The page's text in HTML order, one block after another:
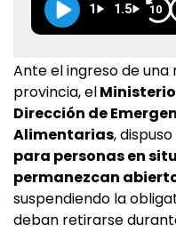
1 1.5 10
Ante el ingreso de una
provincia, el
Dirección de
Alimentarias,
para personas en
permanezcan
suspendiendo la
deban retirarse